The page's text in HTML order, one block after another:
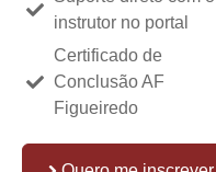
instrutor no portal
Certificado de
Conclusão AF
Figueiredo